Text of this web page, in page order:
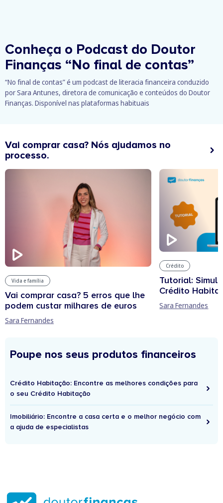
Conheça o Podcast do Doutor
Finanças “No final de contas”
“No final de contas” é um podcast de literacia financeira conduzido
por Sara Antunes, diretora de comunicação e conteúdos do Doutor
Finanças. Disponível nas plataformas habituais
Vai comprar casa? Nós ajudamos no
processo.
Vida e família
Vai comprar casa? 5 erros que lhe
podem custar milhares de euros
Sara Fernandes
Crédito
Tutorial:
Crédito
Sara Fernandes
Poupe nos seus produtos financeiros
Crédito Habitação: Encontre as melhores condições para
o seu Crédito Habitação
Imobiliário: Encontre a casa certa e o melhor negócio com
a ajuda de especialistas